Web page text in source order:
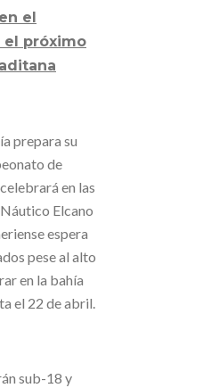
el
el próximo
prepara su
de
en las
Elcano
espera
pese al alto
en la bahía
el 22 de abril.
sub-18 y